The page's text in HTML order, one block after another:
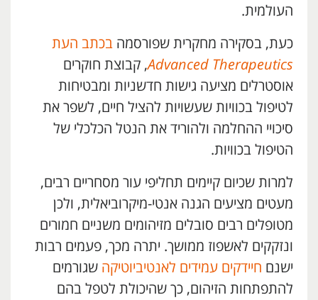
העולמית.
כעת, בסקירה מחקרית שפורסמה בכתב העת
Advanced Therapeutics, קבוצת חוקרים
אוסטרלים מציעה גישות חדשניות ומבטיחות
לטיפול בכוויות שעשויות להציל חיים, לשפר את
סיכויי ההחלמה ולהוריד את הנטל הכלכלי של
הטיפול בכוויות.
למרות שכיום קיימים תחליפי עור מסחריים רבים,
מעטים מציעים הגנה אנטי-מיקרוביאלית, ולכן
מטופלים רבים סובלים מזיהומים משניים חמורים
ונזקקים לאשפוז ממושך. יתרה מכך, פעמים רבות
ישנם חיידקים עמידים לאנטיביוטיקה שגורמים
להתפתחות הזיהום, כך שהיכולת לטפל בהם